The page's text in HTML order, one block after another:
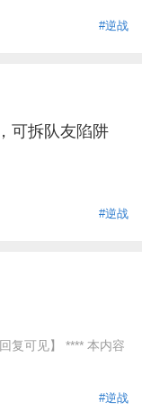
#逆战
可拆队友陷阱
#逆战
复可见】 **** 本内容
#逆战